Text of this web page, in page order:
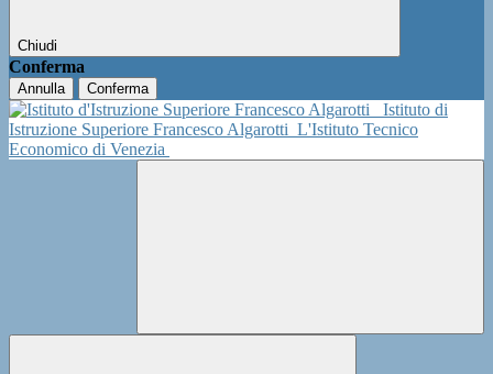
Chiudi
Conferma
Annulla Conferma
Istituto di
Istruzione Superiore Francesco Algarotti L'Istituto Tecnico
Economico di Venezia